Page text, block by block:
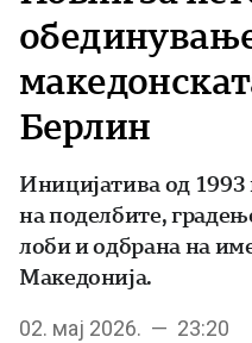
Берлин
Иницијатива од
на поделбите,
лоби и одбрана на
Македонија.
02. мај 2026. — 23:20